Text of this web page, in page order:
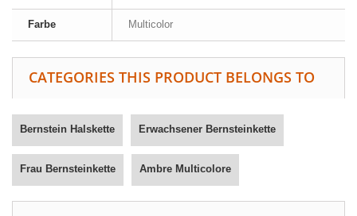
Farbe Multicolor
CATEGORIES THIS PRODUCT BELONGS TO
Bernstein Halskette Erwachsener Bernsteinkette
Frau Bernsteinkette Ambre Multicolore